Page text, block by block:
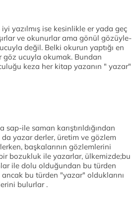
yazılmış ise kesinlikle er yada geç
ve okunurlar ama gönül gözüyle-
değil. Belki okurun yaptığı en
ucuyla okumak. Bundan
keza her kitap yazanın " yazar"
ile saman karıştırıldığından
da yazar derler, üretim ve gözlem
başkalarının gözlemlerini
bozukluk ile yazarlar, ülkemizde;bu
ile dolu olduğundan bu türden
bu türden "yazar" olduklarını
bulurlar .